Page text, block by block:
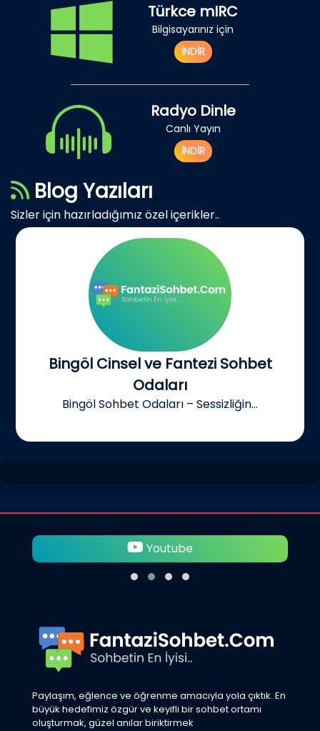
Türkce mIRC
Bilgisayarınız için
İNDİR
Radyo Dinle
Canlı Yayın
İNDİR
Blog Yazıları
Sizler için hazırladığımız özel içerikler..
Bingöl Cinsel ve Fantezi Sohbet
Odaları
Bingöl Sohbet Odaları – Sessizliğin...
Youtube
Paylaşım, eğlence ve öğrenme amacıyla yola çıktık. En
büyük hedefimiz özgür ve keyifli bir sohbet ortamı
oluşturmak, güzel anılar biriktirmek